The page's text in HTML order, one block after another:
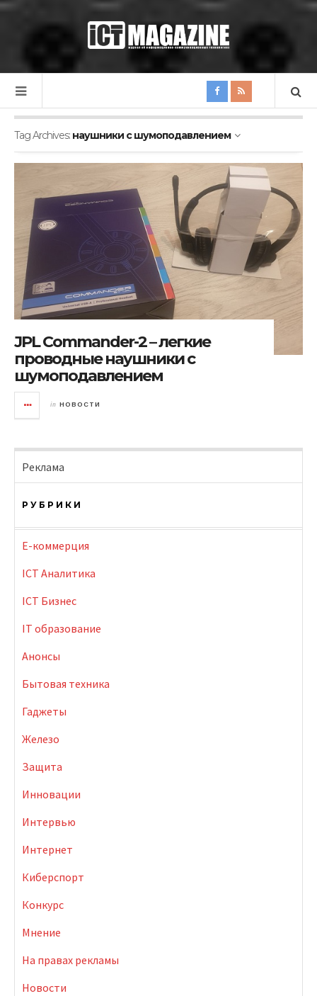
Tag Archives: наушники с шумоподавлением
JPL Commander-2 – легкие
проводные наушники с
шумоподавлением
in НОВОСТИ
Реклама
РУБРИКИ
E-коммерция
ICT Аналитика
ICT Бизнес
IT образование
Анонсы
Бытовая техника
Гаджеты
Железо
Защита
Инновации
Интервью
Интернет
Киберспорт
Конкурс
Мнение
На правах рекламы
Новости